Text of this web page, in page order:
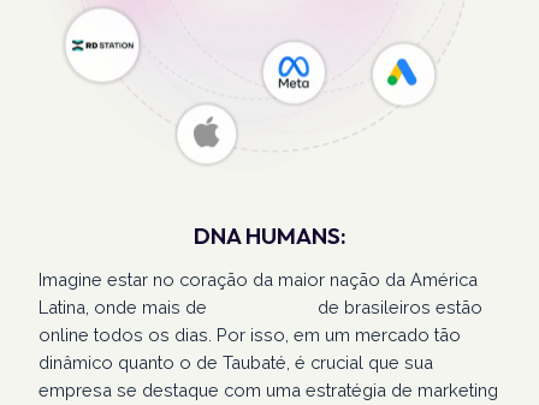
DNA HUMANS:
Imagine estar no coração da maior nação da América
Latina, onde mais de
de brasileiros estão
online todos os dias. Por isso, em um mercado tão
dinâmico quanto o de Taubaté, é crucial que sua
empresa se destaque com uma estratégia de marketing